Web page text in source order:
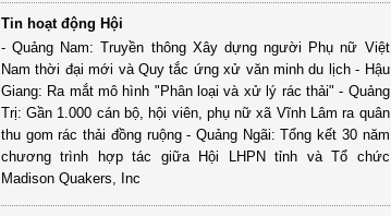
Tin hoạt động Hội
- Quảng Nam: Truyền thông Xây dựng người Phụ nữ Việt
Nam thời đại mới và Quy tắc ứng xử văn minh du lịch - Hậu
Giang: Ra mắt mô hình "Phân loại và xử lý rác thải" - Quảng
Trị: Gần 1.000 cán bộ, hội viên, phụ nữ xã Vĩnh Lâm ra quân
thu gom rác thải đồng ruộng - Quảng Ngãi: Tổng kết 30 năm
chương trình hợp tác giữa Hội LHPN tỉnh và Tổ chức
Madison Quakers, Inc